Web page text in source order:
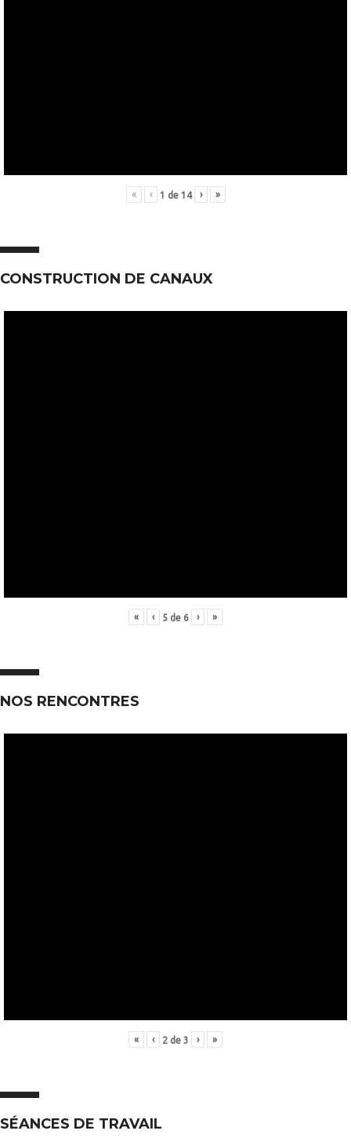
« ‹ 1 de 14 › »
CONSTRUCTION DE CANAUX
« ‹ 5 de 6 › »
NOS RENCONTRES
« ‹ 2 de 3 › »
SÉANCES DE TRAVAIL